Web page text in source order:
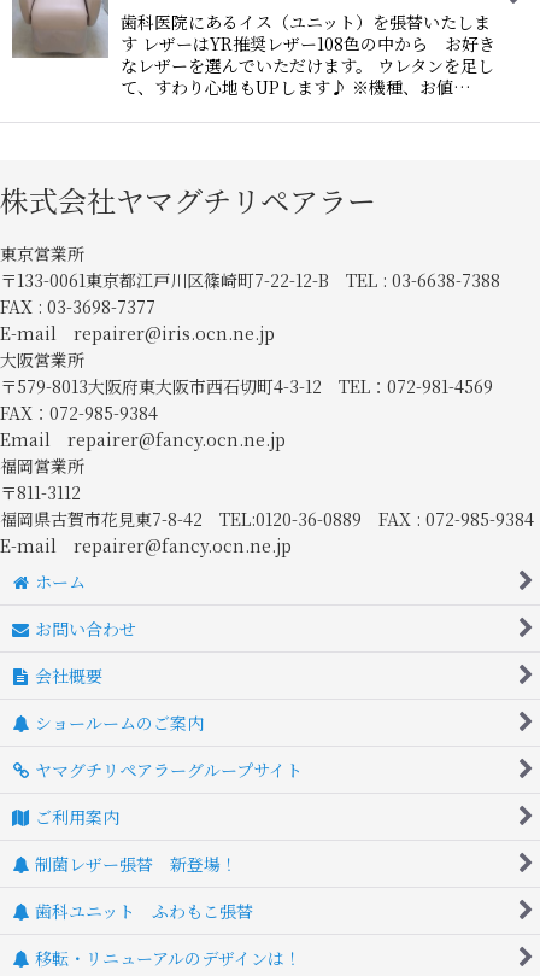
歯科医院にあるイス（ユニット）を張替いたしま
す レザーはYR推奨レザー108色の中から お好き
なレザーを選んでいただけます。 ウレタンを足し
て、すわり心地もUPします♪ ※機種、お値…
株式会社ヤマグチリペアラー
東京営業所
〒133-0061東京都江戸川区篠崎町7-22-12-B TEL : 03-6638-7388
FAX : 03-3698-7377
E-mail repairer@iris.ocn.ne.jp
大阪営業所
〒579-8013大阪府東大阪市西石切町4-3-12 TEL：072-981-4569
FAX：072-985-9384
Email repairer@fancy.ocn.ne.jp
福岡営業所
〒811-3112
福岡県古賀市花見東7-8-42 TEL:0120-36-0889 FAX : 072-985-9384
E-mail repairer@fancy.ocn.ne.jp
ホーム
お問い合わせ
会社概要
ショールームのご案内
ヤマグチリペアラーグループサイト
ご利用案内
制菌レザー張替 新登場！
歯科ユニット ふわもこ張替
移転・リニューアルのデザインは！